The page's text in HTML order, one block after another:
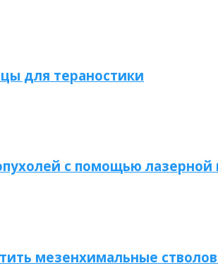
для тераностики
с помощью лазерной
мезенхимальные